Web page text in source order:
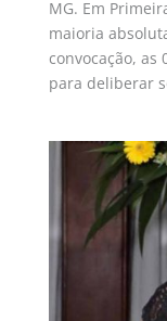
MG. Em
maioria
convocação, as
para deliberar